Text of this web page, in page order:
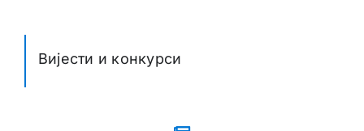
Вијести и конкурси